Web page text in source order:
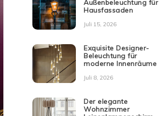
Außenbeleuchtung für
Hausfassaden
Juli 15, 2026
Exquisite Designer-
Beleuchtung für
moderne Innenräume
Juli 8, 2026
Der elegante
Wohnzimmer